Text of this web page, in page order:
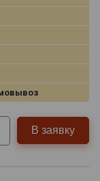
В заявку